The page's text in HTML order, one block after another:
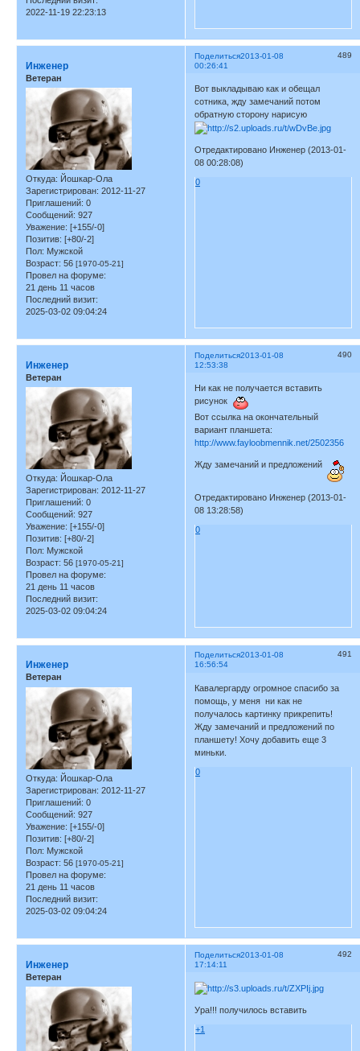
2022-11-19 22:23:13
Поделиться 489
2013-01-08
00:26:41
Инженер
Ветеран
Откуда: Йошкар-Ола
Зарегистрирован: 2012-11-27
Приглашений: 0
Сообщений: 927
Уважение: [+155/-0]
Позитив: [+80/-2]
Пол: Мужской
Возраст: 56 [1970-05-21]
Провел на форуме:
21 день 11 часов
Последний визит:
2025-03-02 09:04:24
Вот выкладываю как и обещал
сотника, жду замечаний потом
обратную сторону нарисую
Отредактировано Инженер (2013-01-
08 00:28:08)
0
Поделиться 490
2013-01-08
12:53:38
Инженер
Ветеран
Откуда: Йошкар-Ола
Зарегистрирован: 2012-11-27
Приглашений: 0
Сообщений: 927
Уважение: [+155/-0]
Позитив: [+80/-2]
Пол: Мужской
Возраст: 56 [1970-05-21]
Провел на форуме:
21 день 11 часов
Последний визит:
2025-03-02 09:04:24
Ни как не получается вставить
рисунок
Вот ссылка на окончательный
вариант планшета:
http://www.fayloobmennik.net/2502356
Жду замечаний и предложений
Отредактировано Инженер (2013-01-
08 13:28:58)
0
Поделиться 491
2013-01-08
16:56:54
Инженер
Ветеран
Откуда: Йошкар-Ола
Зарегистрирован: 2012-11-27
Приглашений: 0
Сообщений: 927
Уважение: [+155/-0]
Позитив: [+80/-2]
Пол: Мужской
Возраст: 56 [1970-05-21]
Провел на форуме:
21 день 11 часов
Последний визит:
2025-03-02 09:04:24
Кавалергарду огромное спасибо за
помощь, у меня ни как не
получалось картинку прикрепить!
Жду замечаний и предложений по
планшету! Хочу добавить еще 3
миньки.
0
Поделиться 492
2013-01-08
17:14:11
Инженер
Ветеран
Ура!!! получилось вставить
+1